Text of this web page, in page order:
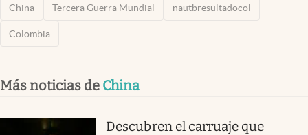
China Tercera Guerra Mundial nautbresultadocol
Colombia
Más noticias de China
Descubren el carruaje que